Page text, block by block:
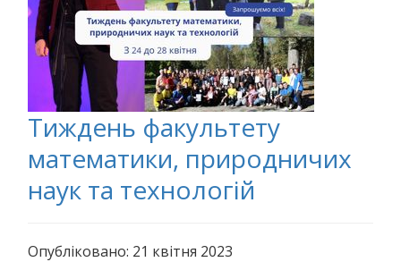
Тиждень факультету
математики, природничих
наук та технологій
Опубліковано: 21 квітня 2023